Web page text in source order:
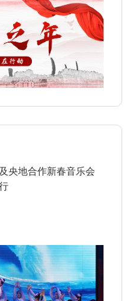
央地合作新春音乐会